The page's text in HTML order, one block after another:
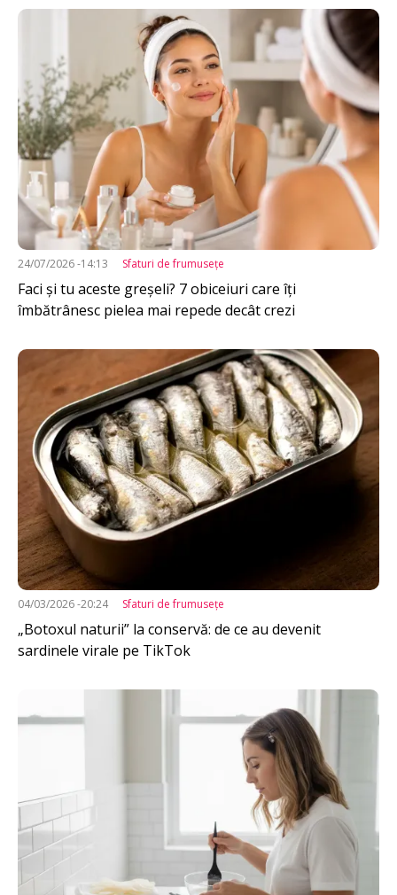
Imagine
24/07/2026 -14:13 Sfaturi de frumuseţe
Faci și tu aceste greșeli? 7 obiceiuri care îți
îmbătrânesc pielea mai repede decât crezi
Imagine
04/03/2026 -20:24 Sfaturi de frumuseţe
„Botoxul naturii” la conservă: de ce au devenit
sardinele virale pe TikTok